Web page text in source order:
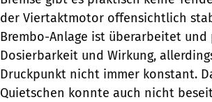
der Viertaktmotor offensichtlich
Brembo-Anlage ist überarbeitet
Dosierbarkeit und Wirkung,
Druckpunkt nicht immer konstant.
Quietschen konnte auch nicht